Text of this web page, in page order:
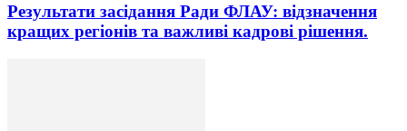
Результати засідання Ради ФЛАУ: відзначення
кращих регіонів та важливі кадрові рішення.